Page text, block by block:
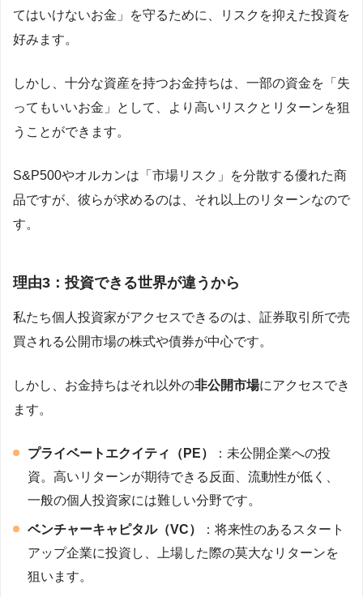
てはいけないお金」を守るために、リスクを抑えた投資を
好みます。
しかし、十分な資産を持つお金持ちは、一部の資金を「失
ってもいいお金」として、より高いリスクとリターンを狙
うことができます。
S&P500やオルカンは「市場リスク」を分散する優れた商
品ですが、彼らが求めるのは、それ以上のリターンなので
す。
理由3：投資できる世界が違うから
私たち個人投資家がアクセスできるのは、証券取引所で売
買される公開市場の株式や債券が中心です。
しかし、お金持ちはそれ以外の非公開市場にアクセスでき
ます。
プライベートエクイティ（PE）
：未公開企業への投
資。高いリターンが期待できる反面、流動性が低く、
一般の個人投資家には難しい分野です。
ベンチャーキャピタル（VC）
：将来性のあるスタート
アップ企業に投資し、上場した際の莫大なリターンを
狙います。